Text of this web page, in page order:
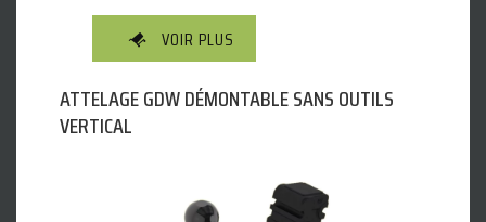
VOIR PLUS
ATTELAGE GDW DÉMONTABLE SANS OUTILS
VERTICAL